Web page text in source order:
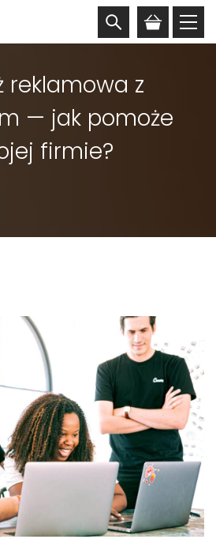
reklamowa z
— jak pomoże
firmie?